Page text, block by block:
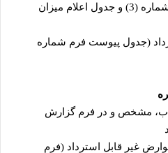
اقدام و مراتب را به شرح فرم شماره (3) و جدول اعلام میزان
(جدول پیوست فرم شماره
مشخص و در فرم گزارش
غیر قابل استرداد (فرم